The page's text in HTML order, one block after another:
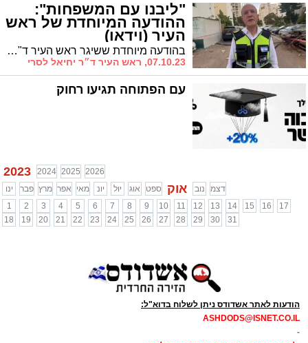
"ליבנו עם המשפחות":
ההודעה המיוחדת של ראש
העיר (וידאו)
בהודעה מיוחדת ששיגר ראש העיר ד"ר לסרי הוא קרא למשפחות הנעדרים להיעזר במוקד 106. "ליבנו עם המשפחות, ואנחנו מלווים אותן, ברגעים הקשים האלה. גם הקמנו צוות עירוני, שילווה את משפחות הנעדרים, בהשגת מידע, ובתמיכה נפשית. מוקד 106 עומד לרשות המשפחות, שזקוקות לסיוע הזה"
07.10.23, ראש העיר ד״ר יחיאל לסרי
עם הפתוחה תגיעו רחוק
2023 2024 2025 2026
ינו
פבר מרץ אפר מאי יונ יול אוג ספט אוק נוב
דצמ
1
2 3 4 5 6 7 8 9 10 11 12 13 14 15 16
17
18
19 20 21 22 23 24 25 26 27 28 29 30 31
הודעות לאתר אשדודס ניתן לשלוח בדוא"ל:
ASHDODS@ISNET.CO.IL
-